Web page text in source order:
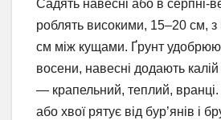
Садять навесні або в серпні-
роблять високими, 15–20 см,
см між кущами. Ґрунт
восени, навесні додають
— крапельний, теплий,
або хвої рятує від бур’янів і